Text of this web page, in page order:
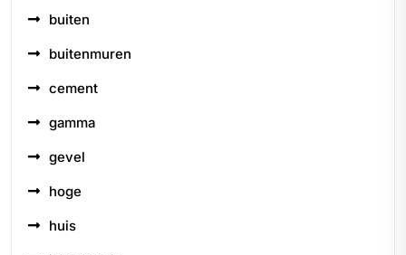
buiten
buitenmuren
cement
gamma
gevel
hoge
huis